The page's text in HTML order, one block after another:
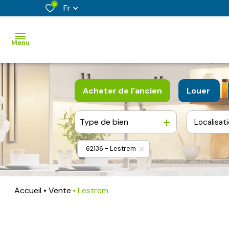
0 Fr
Menu
faire
estimer
bien
Acheter de l'ancien
De l'ancien
De l'immo pro
Louer
De
Type de bien
62136 - Lestrem
Accueil Vente Lestrem